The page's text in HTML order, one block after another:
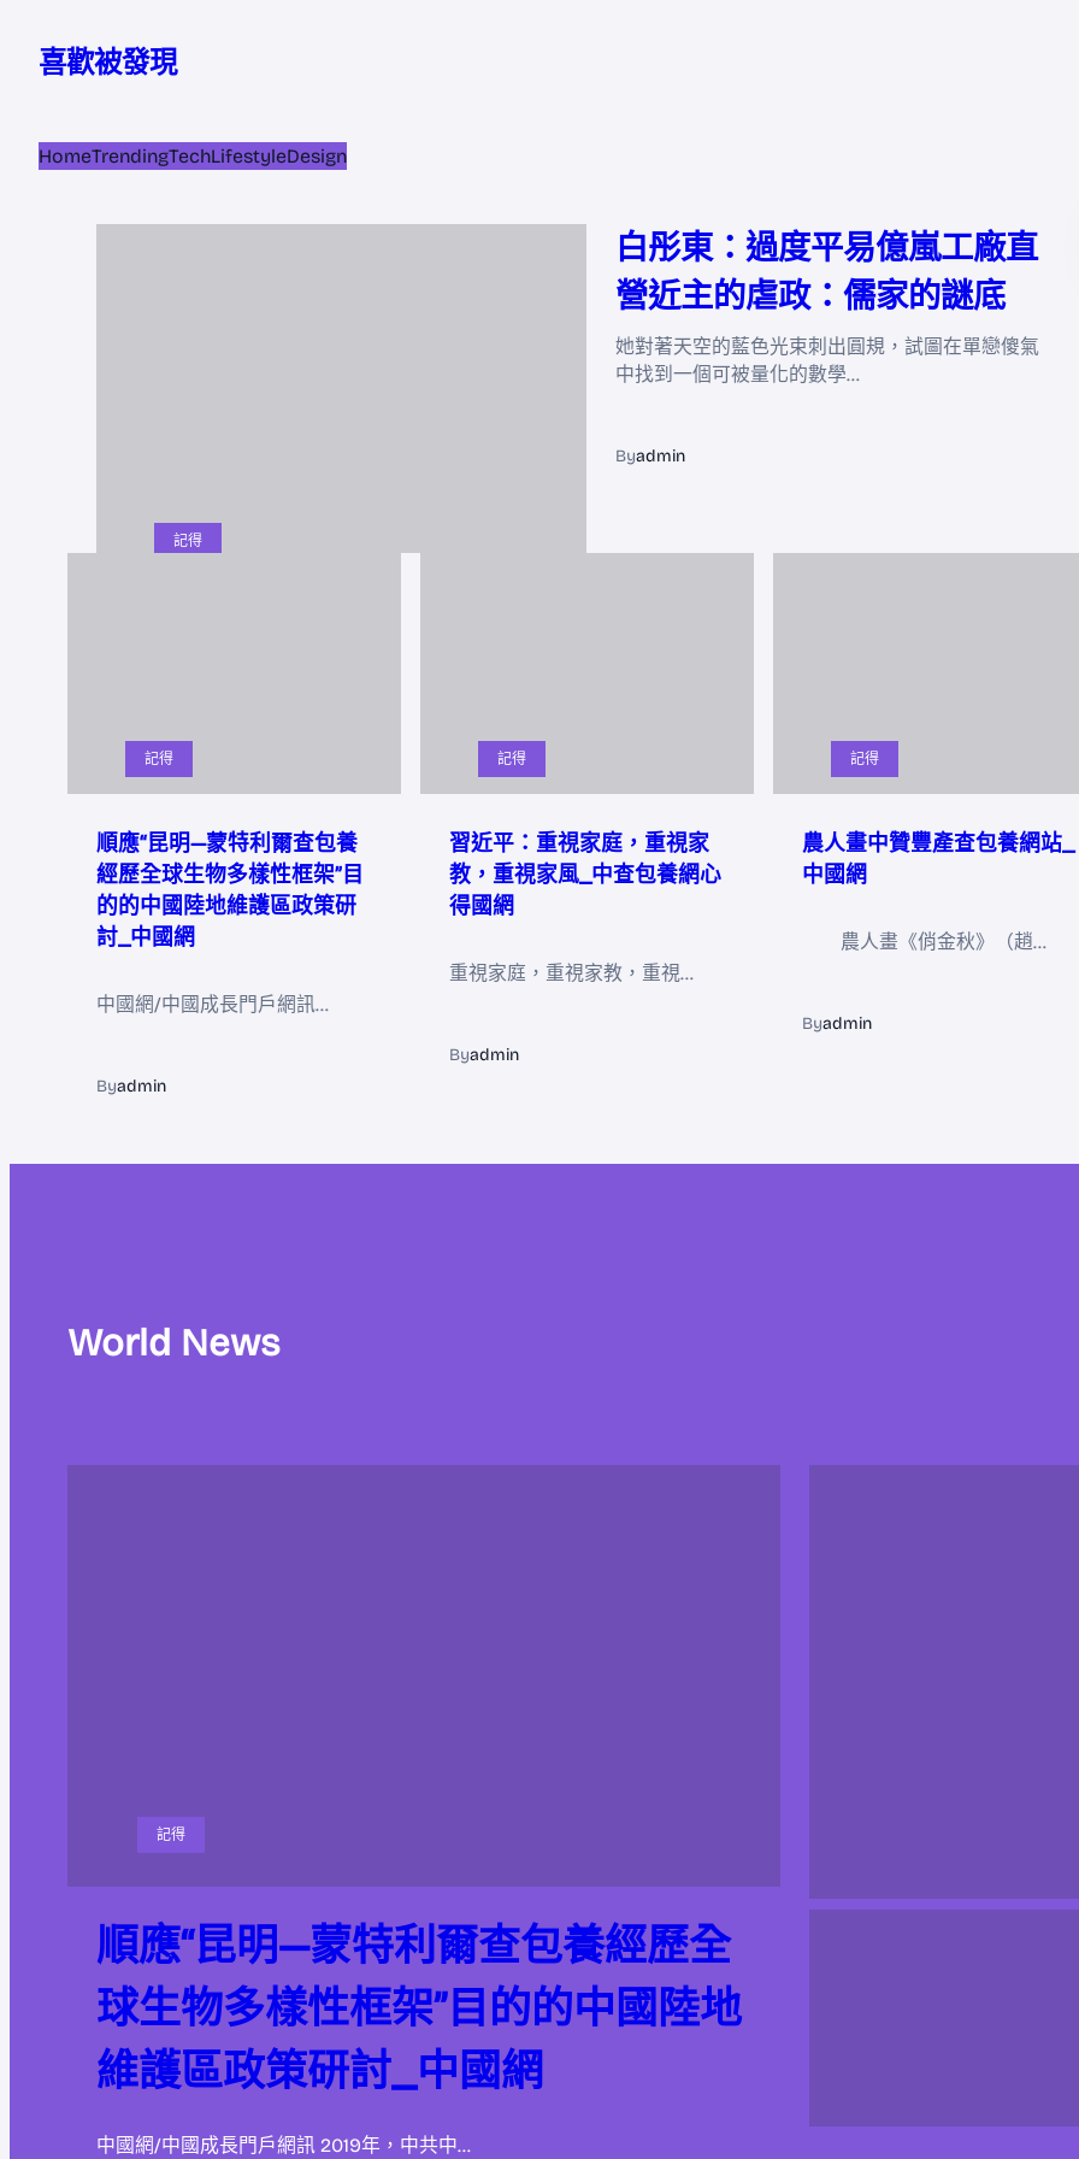
喜歡被發現
HomeTrendingTechLifestyleDesign
記得
白彤東：過度平易億嵐工廠直
營近主的虐政：儒家的謎底
她對著天空的藍色光束刺出圓規，試圖在單戀傻氣
中找到一個可被量化的數學…
Byadmin
記得
順應“昆明—蒙特利爾查包養
經歷全球生物多樣性框架”目
的的中國陸地維護區政策研
討_中國網
中國網/中國成長門戶網訊…
Byadmin
記得
習近平：重視家庭，重視家
教，重視家風_中查包養網心
得國網
重視家庭，重視家教，重視…
Byadmin
記得
農人畫中贊豐產查包養網站_
中國網
農人畫《俏金秋》（趙…
Byadmin
World News
記得
順應“昆明—蒙特利爾查包養經歷全
球生物多樣性框架”目的的中國陸地
維護區政策研討_中國網
中國網/中國成長門戶網訊 2019年，中共中…